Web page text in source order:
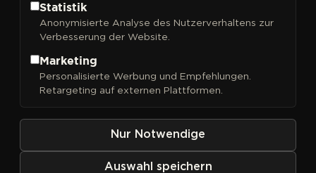
Sortieren nach
Statistik
Anonymisierte Analyse des Nutzerverhaltens zur
Verbesserung der Website.
Marketing
Personalisierte Werbung und Empfehlungen.
Retargeting auf externen Plattformen.
Nur Notwendige
Auswahl speichern